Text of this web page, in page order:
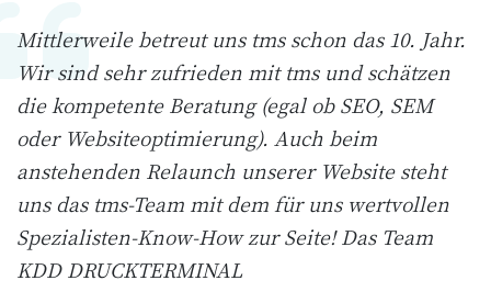
Mittlerweile betreut uns tms schon das 10. Jahr.
Wir sind sehr zufrieden mit tms und schätzen
die kompetente Beratung (egal ob SEO, SEM
oder Websiteoptimierung). Auch beim
anstehenden Relaunch unserer Website steht
uns das tms-Team mit dem für uns wertvollen
Spezialisten-Know-How zur Seite! Das Team
KDD DRUCKTERMINAL